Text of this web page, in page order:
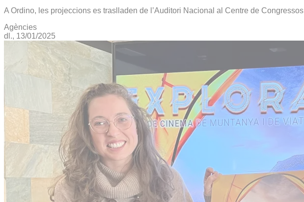
A Ordino, les projeccions es traslladen de l’Auditori Nacional al Centre de Congressos
Agències
dl., 13/01/2025